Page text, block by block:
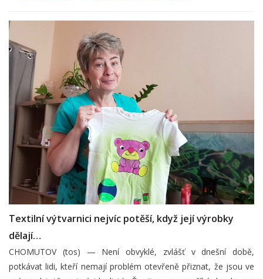
Textilní výtvarnici nejvíc potěší, když její výrobky
dělají…
CHOMUTOV (tos) — Není obvyklé, zvlášť v dnešní době,
potkávat lidi, kteří nemají problém otevřeně přiznat, že jsou ve